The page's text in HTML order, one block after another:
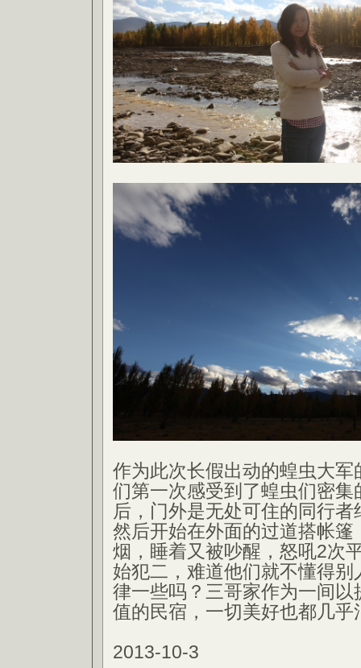
作为此次长假出动的蝗虫大军
们第一次感受到了蝗虫们密集
后，门外是无处可住的同行
然后开始在外面的过道搭帐篷
烟，睡着又被吵醒，怒吼2次
始犯二，难道他们就不懂得别
律一些吗？三哥家作为一间以
值的民宿，一切美好也都几乎
2013-10-3